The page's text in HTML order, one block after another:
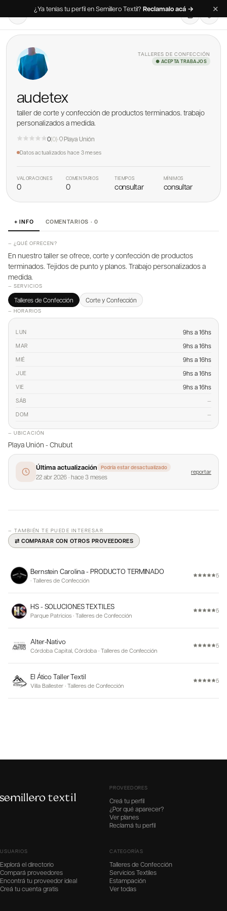
¿Ya tenías tu perfil en Semillero Textil? Reclamalo acá → ✕
TALLERES DE CONFECCIÓN
● ACEPTA TRABAJOS
audetex
taller de corte y confección de productos terminados. trabajo
personalizados a medida.
0(0)· Playa Unión
Datos actualizados hace 3 meses
VALORACIONES
0
COMENTARIOS
0
TIEMPOS
consultar
MÍNIMOS
consultar
+ INFO COMENTARIOS · 0
— ¿QUÉ OFRECEN?
En nuestro taller se ofrece, corte y confección de productos
terminados. Tejidos de punto y planos. Trabajo personalizados a
medida.
— SERVICIOS
Talleres de Confección Corte y Confección
— HORARIOS
LUN 9hs a 16hs
MAR 9hs a 16hs
MIÉ 9hs a 16hs
JUE 9hs a 16hs
VIE 9hs a 16hs
SÁB —
DOM —
— UBICACIÓN
Playa Unión - Chubut
Última actualización Podría estar desactualizado
22 abr 2026·hace 3 meses
reportar
— TAMBIÉN TE PUEDE INTERESAR
⇄ COMPARAR CON OTROS PROVEEDORES
Bernstein Carolina - PRODUCTO TERMINADO
· Talleres de Confección
5
HS - SOLUCIONES TEXTILES
Parque Patricios · Talleres de Confección
5
Alter-Nativo
Córdoba Capital, Córdoba · Talleres de Confección
5
El Ático Taller Textil
Villa Ballester · Talleres de Confección
5
PROVEEDORES
Creá tu perfil
¿Por qué aparecer?
Ver planes
Reclamá tu perfil
USUARIOS
Explorá el directorio
Compará proveedores
Encontrá tu proveedor ideal
Creá tu cuenta gratis
CATEGORÍAS
Talleres de Confección
Servicios Textiles
Estampación
Ver todas